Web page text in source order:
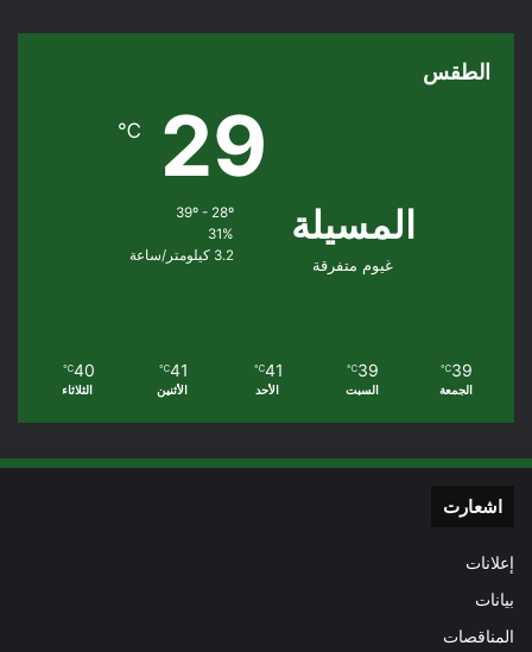
الطقس
المسيلة
غيوم متفرقة
29
℃
39º - 28º
31%
3.2 كيلومتر/ساعة
39
℃
الجمعة
39
℃
السبت
41
℃
الأحد
41
℃
الأثنين
40
℃
الثلاثاء
اشعارت
إعلانات
بيانات
المناقصات